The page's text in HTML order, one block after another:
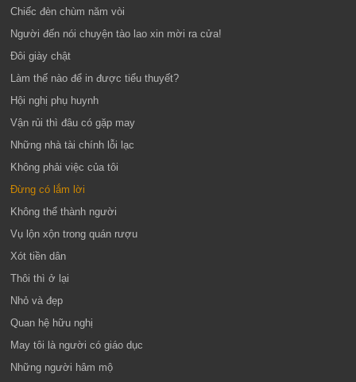
Chiếc đèn chùm năm vòi
Người đến nói chuyện tào lao xin mời ra cửa!
Đôi giày chật
Làm thế nào để in được tiểu thuyết?
Hội nghị phụ huynh
Vận rủi thì đâu có gặp may
Những nhà tài chính lỗi lạc
Không phải việc của tôi
Đừng có lắm lời
Không thể thành người
Vụ lộn xộn trong quán rượu
Xót tiền dân
Thôi thì ở lại
Nhỏ và đẹp
Quan hệ hữu nghị
May tôi là người có giáo dục
Những người hâm mộ